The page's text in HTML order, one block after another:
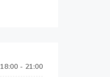
18:00 - 21:00